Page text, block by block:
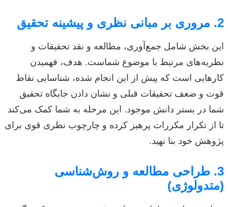
2. مروری بر مبانی نظری و پیشینه تحقیق
این بخش شامل جمع‌آوری، مطالعه و نقد تحقیقات و
نظریه‌های مرتبط با موضوع شماست. هدف، فهمیدن
کارهایی است که پیش از این انجام شده، شناسایی نقاط
قوت و ضعف تحقیقات قبلی و نشان دادن جایگاه تحقیق
شما در بستر دانش موجود. این مرحله به شما کمک می‌کند
تا از تکرار مکررات پرهیز کرده و چارچوب نظری قوی برای
پژوهش خود بنا نهید.
3. طراحی مطالعه و روش‌شناسی
(متدولوژی)